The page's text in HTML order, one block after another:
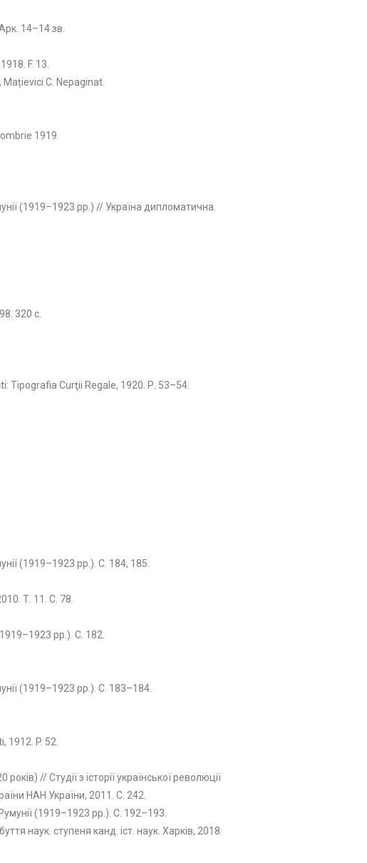
14–14 зв.
F. 13.
C. Nepaginat.
1919.
(1919–1923 рр.) // Україна дипломатична.
320 с.
Tipografia Curţii Regale, 1920. Р. 53–54.
(1919–1923 рр.). С. 184, 185.
Т. 11. С. 78.
рр.). С. 182.
(1919–1923 рр.). С. 183–184.
P. 52.
// Студії з історії української революції
НАН України, 2011. С. 242.
(1919–1923 рр.). С. 192–193.
наук. ступеня канд. іст. наук. Харків, 2018.